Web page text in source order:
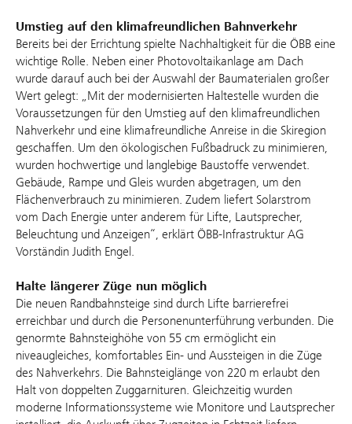
Umstieg auf den klimafreundlichen Bahnverkehr
Bereits bei der Errichtung spielte Nachhaltigkeit für die ÖBB eine
wichtige Rolle. Neben einer Photovoltaikanlage am Dach
wurde darauf auch bei der Auswahl der Baumaterialen großer
Wert gelegt: „Mit der modernisierten Haltestelle wurden die
Voraussetzungen für den Umstieg auf den klimafreundlichen
Nahverkehr und eine klimafreundliche Anreise in die Skiregion
geschaffen. Um den ökologischen Fußbadruck zu minimieren,
wurden hochwertige und langlebige Baustoffe verwendet.
Gebäude, Rampe und Gleis wurden abgetragen, um den
Flächenverbrauch zu minimieren. Zudem liefert Solarstrom
vom Dach Energie unter anderem für Lifte, Lautsprecher,
Beleuchtung und Anzeigen“, erklärt ÖBB-Infrastruktur AG
Vorständin Judith Engel.
Halte längerer Züge nun möglich
Die neuen Randbahnsteige sind durch Lifte barrierefrei
erreichbar und durch die Personenunterführung verbunden. Die
genormte Bahnsteighöhe von 55 cm ermöglicht ein
niveaugleiches, komfortables Ein- und Aussteigen in die Züge
des Nahverkehrs. Die Bahnsteiglänge von 220 m erlaubt den
Halt von doppelten Zuggarnituren. Gleichzeitig wurden
moderne Informationssysteme wie Monitore und Lautsprecher